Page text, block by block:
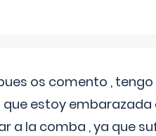
os comento ,
estoy
a la comba , ya que